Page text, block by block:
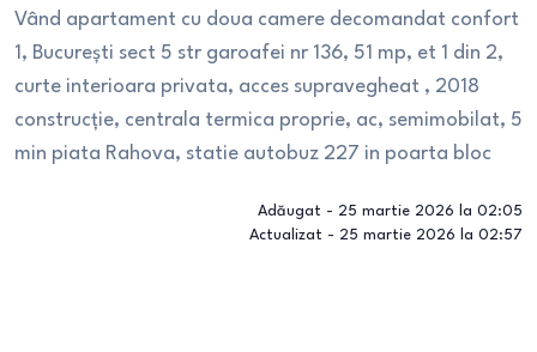
Vând apartament cu doua camere decomandat confort
1, București sect 5 str garoafei nr 136, 51 mp, et 1 din 2,
curte interioara privata, acces supravegheat , 2018
construcție, centrala termica proprie, ac, semimobilat, 5
min piata Rahova, statie autobuz 227 in poarta bloc
Adăugat - 25 martie 2026 la 02:05
Actualizat - 25 martie 2026 la 02:57